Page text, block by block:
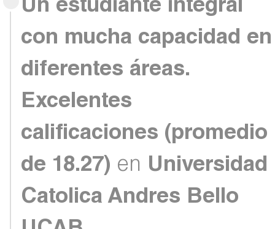
Un estudiante integral
con mucha capacidad en
diferentes áreas.
Excelentes
calificaciones (promedio
de 18.27) en Universidad
Catolica Andres Bello